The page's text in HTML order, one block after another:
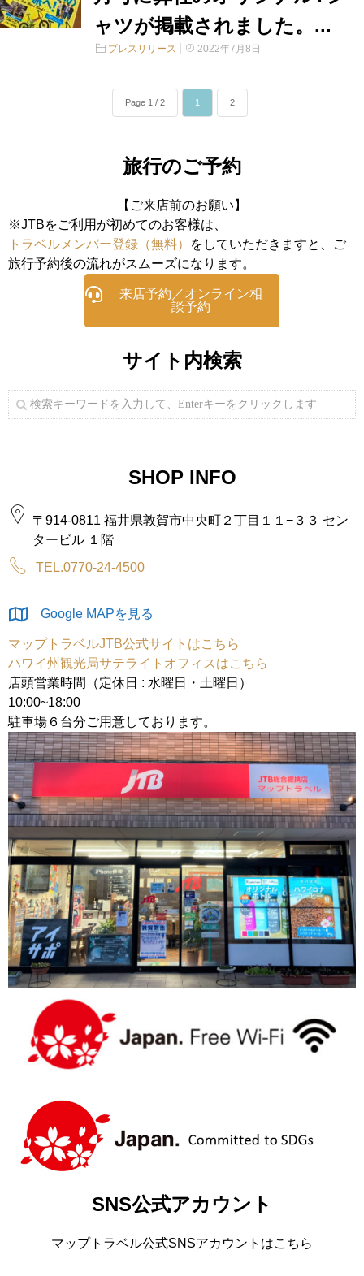
ャツが掲載されました。...
プレスリリース 2022年7月8日
Page 1 / 2 1 2
旅行のご予約
【ご来店前のお願い】
※JTBをご利用が初めてのお客様は、
トラベルメンバー登録（無料）
をしていただきますと、ご
旅行予約後の流れがスムーズになります。
来店予約／オンライン相
談予約
サイト内検索
SHOP INFO
〒914-0811 福井県敦賀市中央町２丁目１１−３３ セン
タービル １階
TEL.0770-24-4500
Google MAPを見る
マップトラベルJTB公式サイトはこちら
ハワイ州観光局サテライトオフィスはこちら
店頭営業時間（定休日 : 水曜日・土曜日）
10:00~18:00
駐車場６台分ご用意しております。
SNS公式アカウント
マップトラベル公式SNSアカウントはこちら